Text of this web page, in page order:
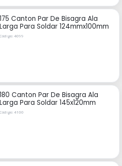
175 Canton Par De Bisagra Ala
Larga Para Soldar 124mmx100mm
Código: 4099
180 Canton Par De Bisagra Ala
Larga Para Soldar 145x120mm
Código: 4100